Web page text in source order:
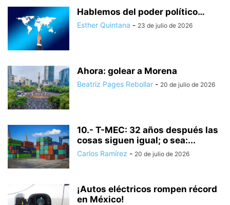
Hablemos del poder político…
Esther Quintana - 23 de julio de 2026
Ahora: golear a Morena
Beatriz Pages Rebollar - 20 de julio de 2026
10.- T-MEC: 32 años después las
cosas siguen igual; o sea:...
Carlos Ramírez - 20 de julio de 2026
¡Autos eléctricos rompen récord
en México!